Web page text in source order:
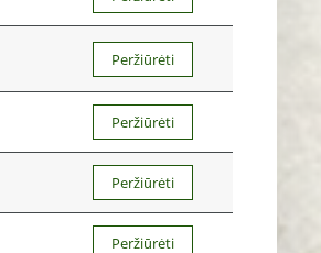
Peržiūrėti
Peržiūrėti
Peržiūrėti
Peržiūrėti